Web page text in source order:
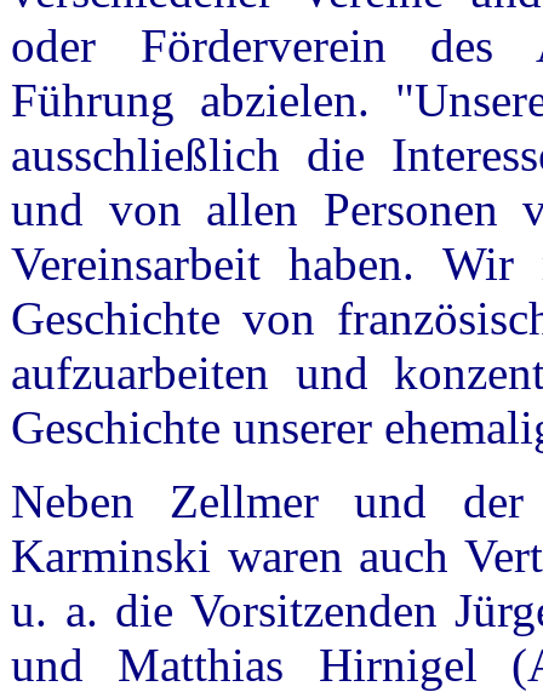
oder Förderverein des
Führung abzielen.
ausschließlich die
und von allen Personen
Vereinsarbeit haben.
Geschichte von
aufzuarbeiten und
Geschichte unserer
Neben Zellmer und der
Karminski waren auch
u. a. die Vorsitzenden
und Matthias Hirnigel